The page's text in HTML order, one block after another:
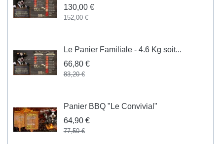
130,00 €
152,00 €
Le Panier Familiale - 4.6 Kg soit...
66,80 €
83,20 €
Panier BBQ "Le Convivial"
64,90 €
77,50 €